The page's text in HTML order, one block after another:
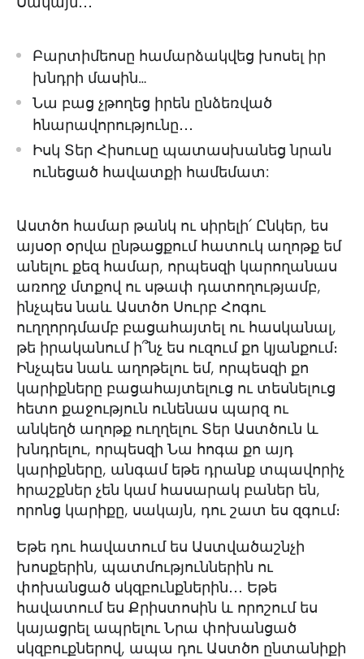
Բարտիմեոսը համարձակվեց խոսել իր
խնդրի մասին…
Նա բաց չթողեց իրեն ընձեռված
հնարավորությունը․․․
Իսկ Տեր Հիսուսը պատասխանեց նրան
ունեցած հավատքի համեմատ:
Աստծո համար թանկ ու սիրելի՛ Ընկեր, ես
այսօր օրվա ընթացքում հատուկ աղոթք եմ
անելու քեզ համար, որպեսզի կարողանաս
առողջ մտքով ու սթափ դատողությամբ,
ինչպես նաև Աստծո Սուրբ Հոգու
ուղղորդմամբ բացահայտել ու հասկանալ,
թե իրականում ի՞նչ ես ուզում քո կյանքում։
Ինչպես նաև աղոթելու եմ, որպեսզի քո
կարիքները բացահայտելուց ու տեսնելուց
հետո քաջություն ունենաս պարզ ու
անկեղծ աղոթք ուղղելու Տեր Աստծուն և
խնդրելու, որպեսզի Նա հոգա քո այդ
կարիքները, անգամ եթե դրանք տպավորիչ
հրաշքներ չեն կամ հասարակ բաներ են,
որոնց կարիքը, սակայն, դու շատ ես զգում։
Եթե դու հավատում ես Աստվածաշնչի
խոսքերին, պատմություններին ու
փոխանցած սկզբունքներին․․․ Եթե
հավատում ես Քրիստոսին և որոշում ես
կայացրել ապրելու Նրա փոխանցած
սկզբուքներով, ապա դու Աստծո ընտանիքի